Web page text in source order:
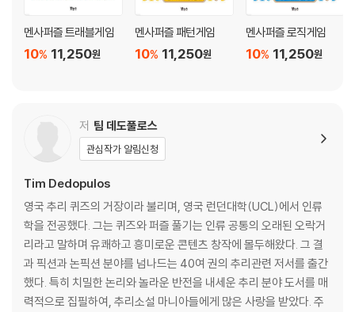
멘사퍼즐 트래블게임
11,250원
10%
멘사퍼즐 패턴게임
11,250원
10%
멘사퍼즐 로직게임
11,250원
10%
저 팀 데도풀로스
관심작가 알림신청
Tim Dedopulos
영국 추리 퀴즈의 거장이라 불리며, 영국 런던대학(UCL)에서 인류
학을 전공했다. 그는 퀴즈와 퍼즐 풀기는 인류 공통의 오래된 오락거
리라고 말하며 유쾌하고 흥미로운 콘텐츠 창작에 몰두해왔다. 그 결
과 픽션과 논픽션 분야를 넘나드는 40여 권의 추리관련 저서를 출간
했다. 특히 치밀한 논리와 놀라운 반전을 내세운 추리 분야 도서를 매
력적으로 집필하여, 추리소설 마니아들에게 많은 사랑을 받았다. 주